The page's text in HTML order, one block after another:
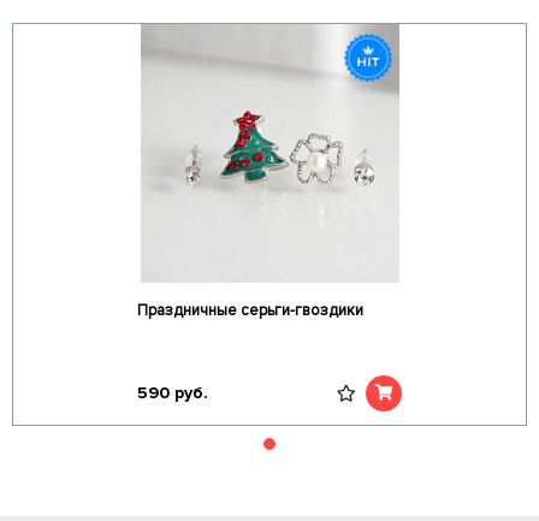
Праздничные серьги-гвоздики
590 руб.